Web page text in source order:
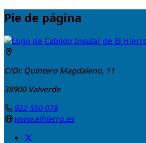
Pie de página
C/Dr. Quintero Magdaleno, 11
38900 Valverde
922 550 078
www.elhierro.es